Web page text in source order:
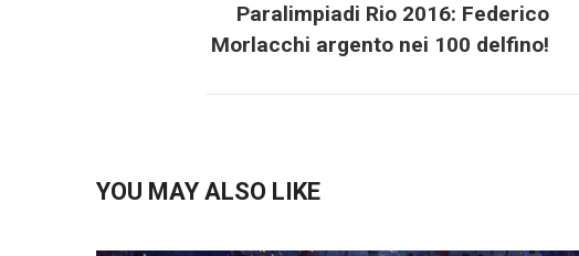
Paralimpiadi Rio 2016: Federico
Morlacchi argento nei 100 delfino!
YOU MAY ALSO LIKE